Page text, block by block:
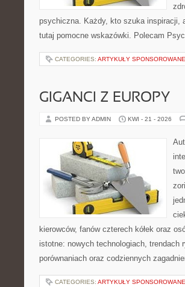
psychiczna. Każdy, kto szuka inspiracji,
tutaj pomocne wskazówki. Polecam
CATEGORIES: ARTYKUŁY SPONSOROWANE
GIGANCI Z EUROPY
POSTED BY ADMIN KWI - 21 - 2026
kierowców, fanów czterech kółek oraz
istotne: nowych technologiach,
porównaniach oraz codziennych
CATEGORIES: ARTYKUŁY SPONSOROWANE